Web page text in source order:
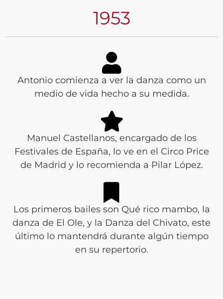
1953
Antonio comienza a ver la danza como un
medio de vida hecho a su medida.
Manuel Castellanos, encargado de los
Festivales de España, lo ve en el Circo Price
de Madrid y lo recomienda a Pilar López.
Los primeros bailes son Qué rico mambo, la
danza de El Ole, y la Danza del Chivato, este
último lo mantendrá durante algún tiempo
en su repertorio.